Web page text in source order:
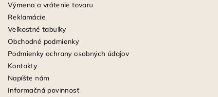
Výmena a vrátenie tovaru
Reklamácie
Veľkostné tabuľky
Obchodné podmienky
Podmienky ochrany osobných údajov
Kontakty
Napíšte nám
Informačná povinnosť